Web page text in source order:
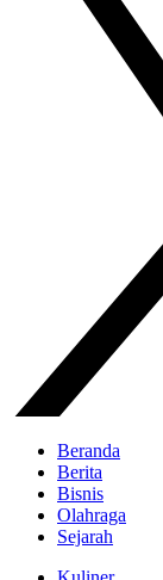
Beranda
Berita
Bisnis
Olahraga
Sejarah